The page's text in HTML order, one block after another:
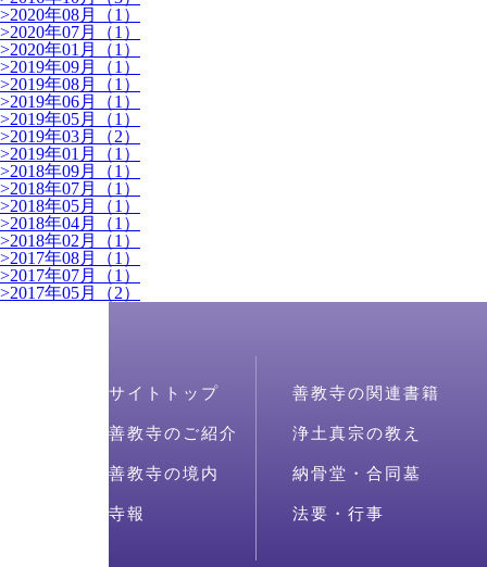
>2020年08月（1）
>2020年07月（1）
>2020年01月（1）
>2019年09月（1）
>2019年08月（1）
>2019年06月（1）
>2019年05月（1）
>2019年03月（2）
>2019年01月（1）
>2018年09月（1）
>2018年07月（1）
>2018年05月（1）
>2018年04月（1）
>2018年02月（1）
>2017年08月（1）
>2017年07月（1）
>2017年05月（2）
サイトトップ
善教寺のご紹介
善教寺の境内
寺報
善教寺の関連書籍
浄土真宗の教え
納骨堂・合同墓
法要・行事